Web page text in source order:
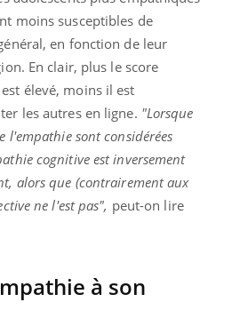
moins susceptibles de
en fonction de leur
En clair, plus le score
élevé, moins il est
les autres en ligne. "Lorsque
l'empathie sont considérées
cognitive est inversement
alors que (contrairement aux
ne l'est pas", peut-on lire
à son